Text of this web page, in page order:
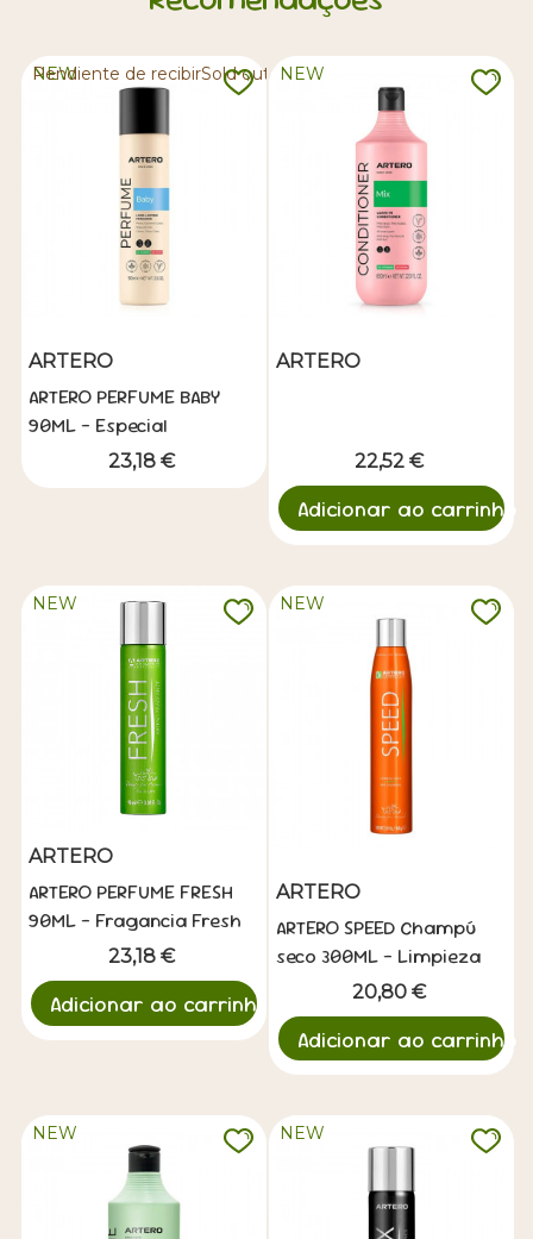
NEW
Pendiente de recibirSold out
ARTERO
ARTERO PERFUME BABY
90ML - Especial
Cachorros23,18 €
NEW
ARTERO
22,52 €
Adicionar ao carrinho
NEW
ARTERO
ARTERO PERFUME FRESH
90ML - Fragancia Fresh
23,18 €
Adicionar ao carrinho
NEW
ARTERO
ARTERO SPEED Champú
seco 300ML - Limpieza
Rapida sin Agua
20,80 €
Adicionar ao carrinho
NEW NEW